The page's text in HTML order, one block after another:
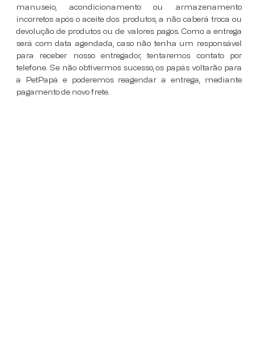
manuseio, acondicionamento ou armazenamento
incorretos após o aceite dos produtos, a não caberá troca ou
devolução de produtos ou de valores pagos. Como a entrega
será com data agendada, caso não tenha um responsável
para receber nosso entregador, tentaremos contato por
telefone. Se não obtivermos sucesso, os papás voltarão para
a PetPapá e poderemos reagendar a entrega, mediante
pagamento de novo frete.